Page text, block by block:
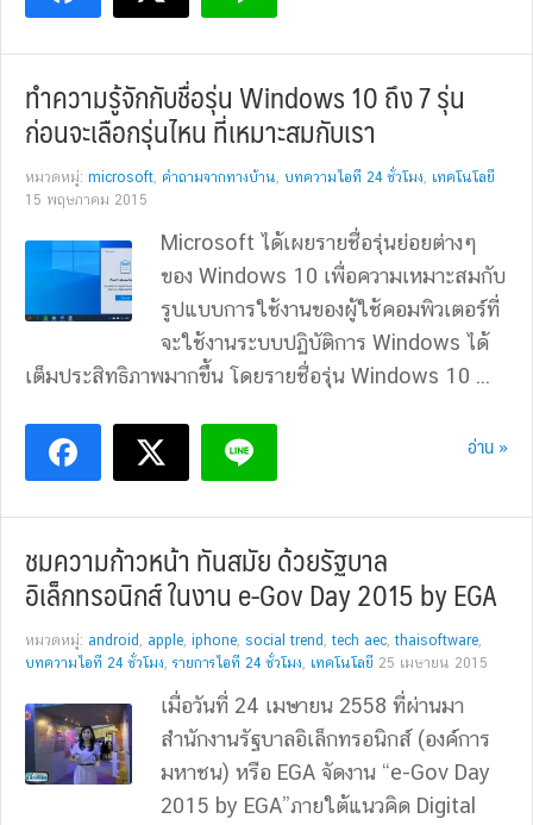
ทำความรู้จักกับชื่อรุ่น Windows 10 ถึง 7 รุ่น
ก่อนจะเลือกรุ่นไหน ที่เหมาะสมกับเรา
หมวดหมู่: microsoft, คำถามจากทางบ้าน, บทความไอที 24 ชั่วโมง, เทคโนโลยี
15 พฤษภาคม 2015
Microsoft ได้เผยรายชื่อรุ่นย่อยต่างๆ
ของ Windows 10 เพื่อความเหมาะสมกับ
รูปแบบการใช้งานของผู้ใช้คอมพิวเตอร์ที่
จะใช้งานระบบปฏิบัติการ Windows ได้
เต็มประสิทธิภาพมากขึ้น โดยรายชื่อรุุ่น Windows 10 ...
อ่าน »
ชมความก้าวหน้า ทันสมัย ด้วยรัฐบาล
อิเล็กทรอนิกส์ ในงาน e-Gov Day 2015 by EGA
หมวดหมู่: android , apple, iphone, social trend ,tech aec,thaisoftware,
บทความไอที 24 ชั่วโมง, รายการไอที 24 ชั่วโมง, เทคโนโลยี 25 เมษายน 2015
เมื่อวันที่ 24 เมษายน 2558 ที่ผ่านมา
สำนักงานรัฐบาลอิเล็กทรอนิกส์ (องค์การ
มหาชน) หรือ EGA จัดงาน “e-Gov Day
2015 by EGA”ภายใต้แนวคิด Digital